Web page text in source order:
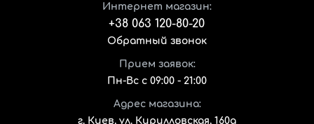
Интернет магазин:
+38 063 120-80-20
Обратный звонок
Прием заявок:
Пн-Вс с 09:00 - 21:00
Адрес магазина:
г. Киев, ул. Кирилловская, 160а